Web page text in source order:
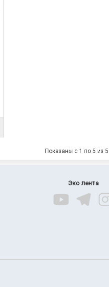
Показаны с 1 по 5 из
Эко лента